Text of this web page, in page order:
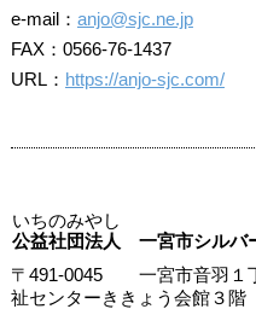
e-mail： anjo@sjc.ne.jp
FAX：0566-76-1437
URL： https://anjo-sjc.com/
いちのみやし
公益社団法人 一宮市シルバ
〒491-0045 一宮市音羽
祉センターききょう会館３階